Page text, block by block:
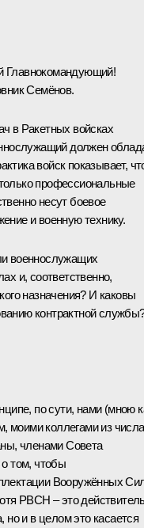
Главнокомандующий!
Семёнов.
в Ракетных войсках
должен
войск показывает,
профессиональные
несут боевое
и военную технику.
военнослужащих
и, соответственно,
назначения? И каковы
контрактной
по сути, нами (мною
моими коллегами из числа
членами Совета
том, чтобы
Вооружённых
РВСН – это
но и в целом это касается